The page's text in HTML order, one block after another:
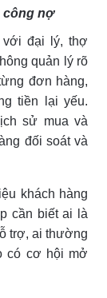
công nợ
với đại lý, thợ
quản lý rõ
đơn hàng,
tiền lại yếu.
sử mua và
đối soát và
khách hàng
cần biết ai là
trợ, ai thường
có cơ hội mở